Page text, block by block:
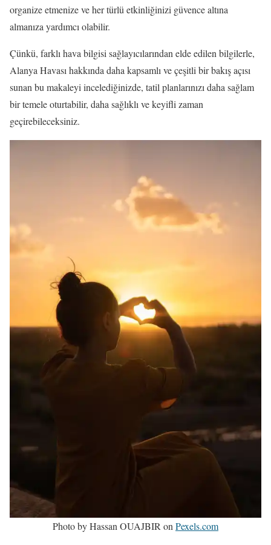
organize etmenize ve her türlü etkinliğinizi güvence altına
almanıza yardımcı olabilir.
Çünkü, farklı hava bilgisi sağlayıcılarından elde edilen bilgilerle,
Alanya Havası hakkında daha kapsamlı ve çeşitli bir bakış açısı
sunan bu makaleyi incelediğinizde, tatil planlarınızı daha sağlam
bir temele oturtabilir, daha sağlıklı ve keyifli zaman
geçirebileceksiniz.
Photo by Hassan OUAJBIR onPexels.com